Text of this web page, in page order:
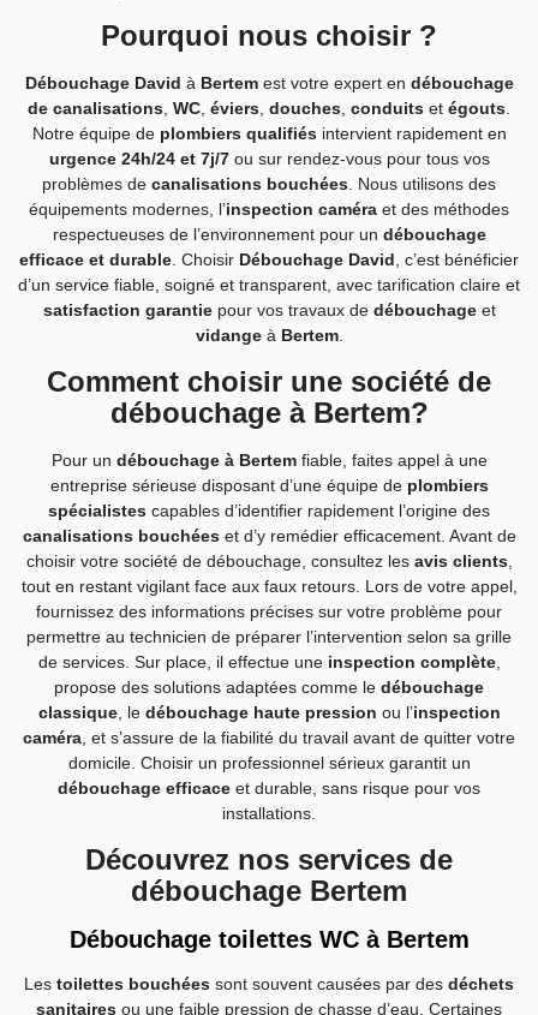
Pourquoi nous choisir ?
Débouchage David à Bertemest votre expert en débouchage
de canalisations WC éviers douches conduits et égouts
Notre équipe de plombiers qualifiésintervient rapidement en
urgence 24h/24 et 7j/7ou sur rendez-vous pour tous vos
problèmes de canalisations bouchées . Nous utilisons des
équipements modernes, l’inspection caméra et des méthodes
respectueuses de l’environnement pour un débouchage
efficace et durable . Choisir Débouchage David , c’est bénéficier
d’un service fiable, soigné et transparent, avec tarification claire et
satisfaction garantiepour vos travaux de débouchageet
vidangeà Bertem.
Comment choisir une société de
débouchage à Bertem?
Pour un débouchage à Bertem fiable, faites appel à une
entreprise sérieuse disposant d’une équipe de plombiers
spécialistes capables d’identifier rapidement l’origine des
canalisations bouchéeset d’y remédier efficacement. Avant de
choisir votre société de débouchage, consultez les avis clients,
tout en restant vigilant face aux faux retours. Lors de votre appel,
fournissez des informations précises sur votre problème pour
permettre au technicien de préparer l’intervention selon sa grille
de services. Sur place, il effectue une inspection complète,
propose des solutions adaptées comme le débouchage
classique, le débouchage haute pression ou l’inspection
caméra , et s’assure de la fiabilité du travail avant de quitter votre
domicile. Choisir un professionnel sérieux garantit un
débouchage efficace et durable, sans risque pour vos
installations.
Découvrez nos services de
débouchage Bertem
Débouchage toilettes WC à Bertem
Les toilettes bouchées sont souvent causées par des déchets
sanitaires ou une faible pression de chasse d’eau. Certaines